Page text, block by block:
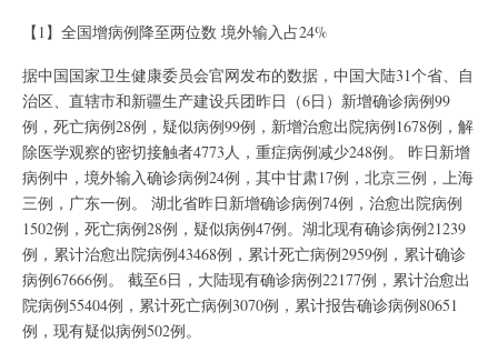
【1】全国增病例降至两位数 境外输入占24%
据中国国家卫生健康委员会官网发布的数据，中国大陆31个省、自
治区、直辖市和新疆生产建设兵团昨日（6日）新增确诊病例99
例，死亡病例28例，疑似病例99例，新增治愈出院病例1678例，解
除医学观察的密切接触者4773人，重症病例减少248例。 昨日新增
病例中，境外输入确诊病例24例，其中甘肃17例，北京三例，上海
三例，广东一例。 湖北省昨日新增确诊病例74例，治愈出院病例
1502例，死亡病例28例，疑似病例47例。湖北现有确诊病例21239
例，累计治愈出院病例43468例，累计死亡病例2959例，累计确诊
病例67666例。 截至6日，大陆现有确诊病例22177例，累计治愈出
院病例55404例，累计死亡病例3070例，累计报告确诊病例80651
例，现有疑似病例502例。